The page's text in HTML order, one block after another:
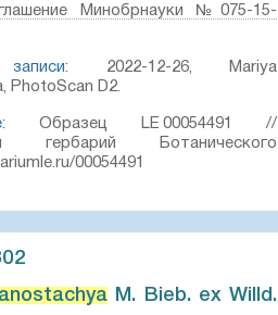
Минобрнауки №075-15-
2022-12-26, Mariya
PhotoScan D2.
Образец LE 00054491 //
гербарий Ботанического
00054491
M. Bieb. ex Willd.⁣